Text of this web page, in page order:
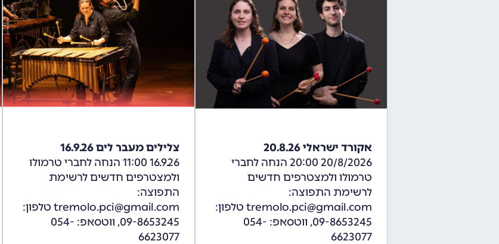
אקורד ישראלי 20.8.26
20/8/2026 20:00 הנחה לחברי
טרמולו ולמצטרפים חדשים
לרשימת התפוצה:
tremolo.pci@gmail.com טלפון:
09-8653245, ווטסאפ: 054-
6623077
צלילים מעבר לים 16.9.26
16.9.26 11:00 הנחה לחברי טרמולו
ולמצטרפים חדשים לרשימת
התפוצה:
tremolo.pci@gmail.com טלפון:
09-8653245, ווטסאפ: 054-
6623077